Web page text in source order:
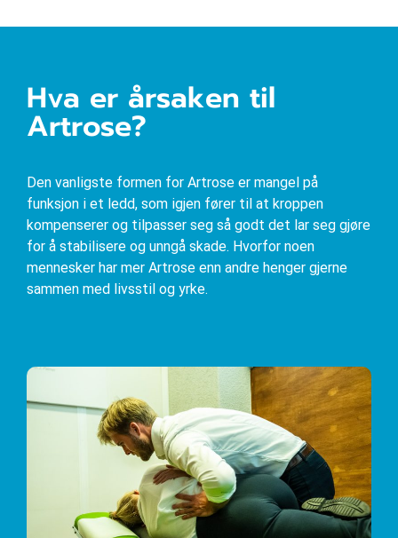
Hva er årsaken til
Artrose?
Den vanligste formen for Artrose er mangel på
funksjon i et ledd, som igjen fører til at kroppen
kompenserer og tilpasser seg så godt det lar seg gjøre
for å stabilisere og unngå skade. Hvorfor noen
mennesker har mer Artrose enn andre henger gjerne
sammen med livsstil og yrke.